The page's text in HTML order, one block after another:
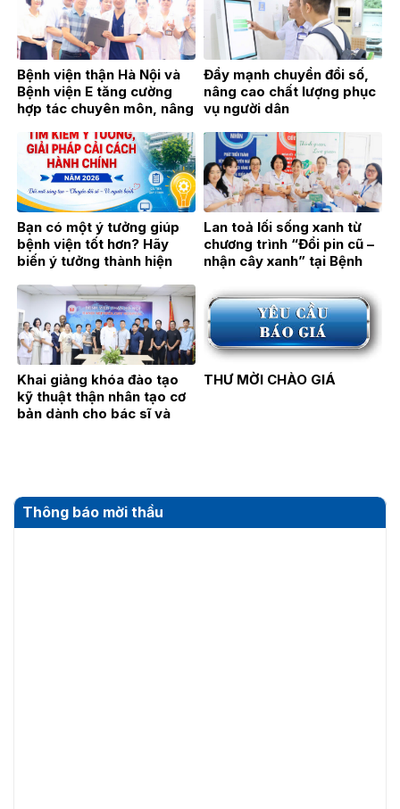
Bệnh viện thận Hà Nội và
Bệnh viện E tăng cường
hợp tác chuyên môn, nâng
chữa bệnh
Đẩy mạnh chuyển đổi số,
nâng cao chất lượng phục
vụ người dân
Bạn có một ý tưởng giúp
bệnh viện tốt hơn? Hãy
biến ý tưởng thành hiện
Lan toả lối sống xanh từ
chương trình “Đổi pin cũ –
nhận cây xanh” tại Bệnh
Khai giảng khóa đào tạo
kỹ thuật thận nhân tạo cơ
bản dành cho bác sĩ và
THƯ MỜI CHÀO GIÁ
Thông báo mời thầu